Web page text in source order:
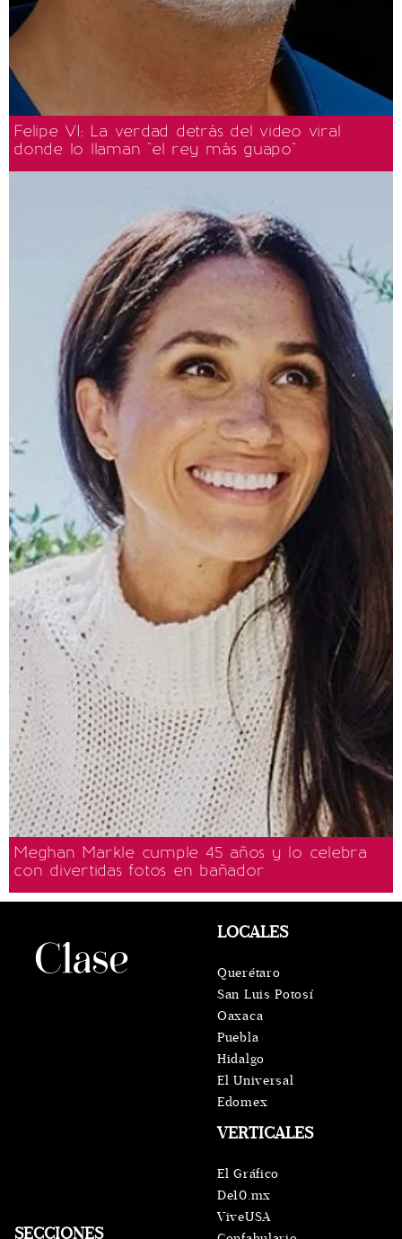
Felipe VI: La verdad detrás del video viral
donde lo llaman "el rey más guapo"
Meghan Markle cumple 45 años y lo celebra
con divertidas fotos en bañador
SECCIONES
VERTICALES
El Gráfico
De10.mx
ViveUSA
LOCALES
Querétaro
San Luis Potosí
Oaxaca
Puebla
Hidalgo
El Universal
Edomex